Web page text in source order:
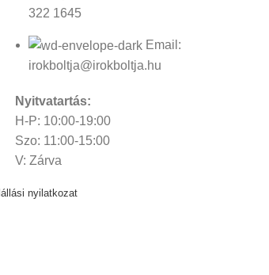
322 1645
Email:
irokboltja@irokboltja.hu
Nyitvatartás:
H-P: 10:00-19:00
Szo: 11:00-15:00
V: Zárva
nyilatkozat